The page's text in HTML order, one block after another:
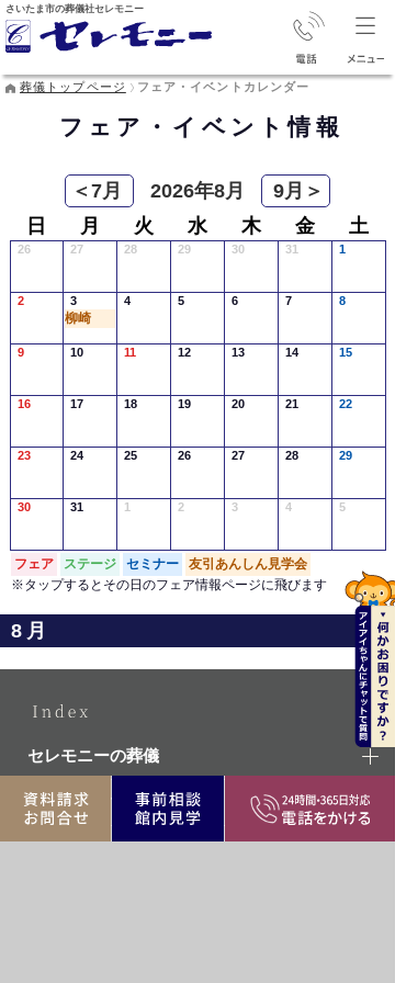
さいたま市の葬儀社セレモニー
葬儀トップページ フェア・イベントカレンダー
フェア・イベント情報
＜7月 2026年8月
9月＞
日
月 火 水 木 金 土
26 27 28 29 30 31 1
2 3
柳崎
4 5 6 7 8
9 10 11 12 13 14 15
16 17 18 19 20 21 22
23 24 25 26 27 28 29
30 31 1 2 3 4 5
フェア ステージ セミナー
友引あんしん見学会
※タップするとその日のフェア情報ページに飛びます
8月
セレモニーの葬儀
葬儀場を探す
葬儀費用事例